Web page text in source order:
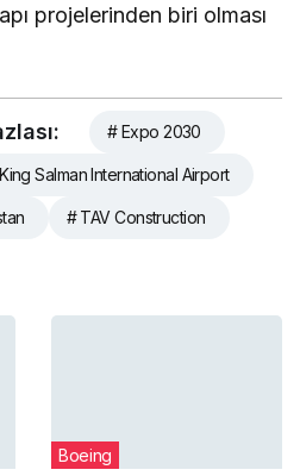
projelerinden biri olması
# Expo 2030
Salman International Airport
# TAV Construction
Boeing